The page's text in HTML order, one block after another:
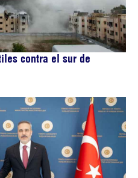
contra el sur de